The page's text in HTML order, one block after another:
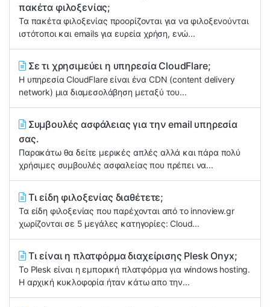
πακέτα φιλοξενίας;
Τα πακέτα φιλοξενίας προορίζονται για να φιλοξενούνται
ιστότοποι και emails για ευρεία χρήση, ενώ...
Σε τι χρησιμεύει η υπηρεσία CloudFlare;
Η υπηρεσία CloudFlare είναι ένα CDN (content delivery
network) μια διαμεσολάβηση μεταξύ του...
Συμβουλές ασφάλειας για την email υπηρεσία
σας.
Παρακάτω θα δείτε μερικές απλές αλλά και πάρα πολύ
χρήσιμες συμβουλές ασφαλείας που πρέπει να...
Τι είδη φιλοξενίας διαθέτετε;
Τα είδη φιλοξενίας που παρέχονται από το innoview.gr
χωρίζονται σε 5 μεγάλες κατηγορίες: Cloud...
Τι είναι η πλατφόρμα διαχείρισης Plesk Onyx;
Το Plesk είναι η εμπορική πλατφόρμα για windows hosting.
Η αρχική κυκλοφορία ήταν κάτω απο την...